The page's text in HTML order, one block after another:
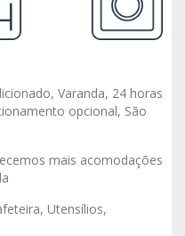
Varanda, 24 horas
opcional, São
mais acomodações
Utensílios,